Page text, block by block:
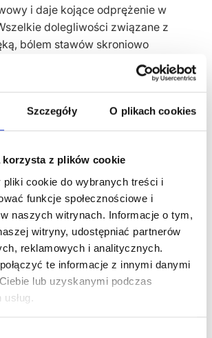
Szczegóły O plikach cookies
korzysta z plików cookie
cookie do wybranych treści i
funkcje społecznościowe i
naszych witrynach. Informacje o tym,
witryny, udostępniać partnerów
reklamowych i analitycznych.
te informacje z innymi danymi
lub uzyskanymi podczas
i daje kojące odprężenie w
dolegliwości związane z
bólem stawów skroniowo
tym bruksizm, zgrzytanie, ścieranie
wywołane skutkami stresu. Z pomocą
stomatologicznej można
i poprawić twój komfort życia.
z jesienną chandrą i skutkami
indywidualnych ćwiczeń
Twoich potrzeb.
pracując zdalnie z domu – zapisz
lub umów się na